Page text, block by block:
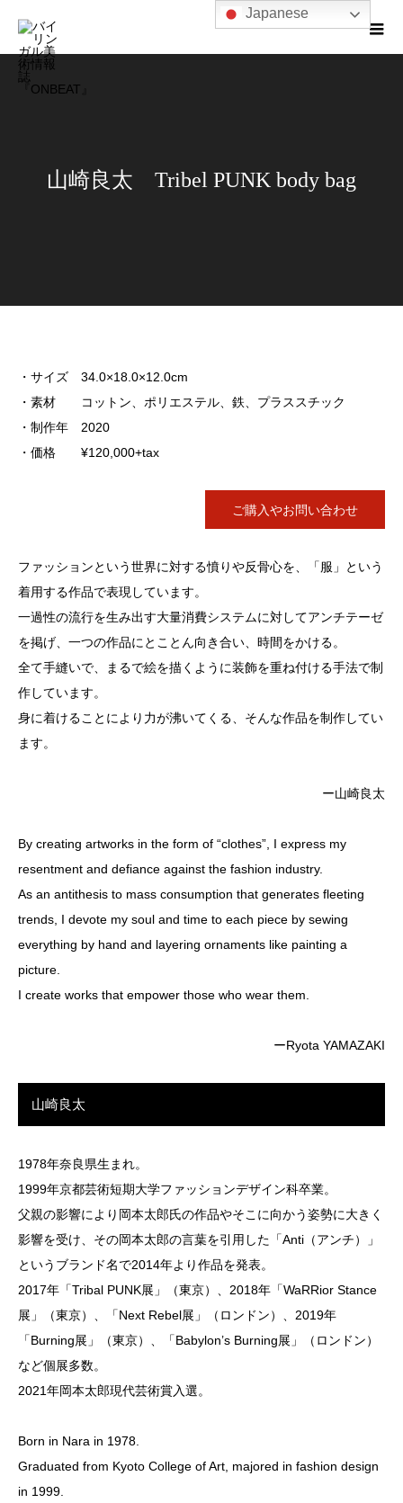
山崎良太 Tribel PUNK body bag
・サイズ 34.0×18.0×12.0cm
・素材 コットン、ポリエステル、鉄、プラススチック
・制作年 2020
・価格 ¥120,000+tax
ご購入やお問い合わせ
ファッションという世界に対する憤りや反骨心を、「服」という
着用する作品で表現しています。
一過性の流行を生み出す大量消費システムに対してアンチテーゼ
を掲げ、一つの作品にとことん向き合い、時間をかける。
全て手縫いで、まるで絵を描くように装飾を重ね付ける手法で制
作しています。
身に着けることにより力が沸いてくる、そんな作品を制作してい
ます。
ー山崎良太
By creating artworks in the form of “clothes”, I express my
resentment and defiance against the fashion industry.
As an antithesis to mass consumption that generates fleeting
trends, I devote my soul and time to each piece by sewing
everything by hand and layering ornaments like painting a
picture.
I create works that empower those who wear them.
ーRyota YAMAZAKI
山崎良太
1978年奈良県生まれ。
1999年京都芸術短期大学ファッションデザイン科卒業。
父親の影響により岡本太郎氏の作品やそこに向かう姿勢に大きく
影響を受け、その岡本太郎の言葉を引用した「Anti（アンチ）」
というブランド名で2014年より作品を発表。
2017年「Tribal PUNK展」（東京）、2018年「WaRRior Stance
展」（東京）、「Next Rebel展」（ロンドン）、2019年
「Burning展」（東京）、「Babylon’s Burning展」（ロンドン）
など個展多数。
2021年岡本太郎現代芸術賞入選。
Born in Nara in 1978.
Graduated from Kyoto College of Art, majored in fashion design
in 1999.
Japanese